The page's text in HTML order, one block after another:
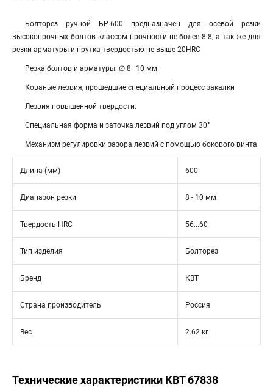
Болторез ручной БР-600 предназначен для осевой резки
высокопрочных болтов классом прочности не более 8.8, а так же для
резки арматуры и прутка твердостью не выше 20HRC
Резка болтов и арматуры: ∅ 8–10 мм
Кованые лезвия, прошедшие специальный процесс закалки
Лезвия повышенной твердости.
Специальная форма и заточка лезвий под углом 30°
Механизм регулировки зазора лезвий с помощью бокового винта
Длина (мм) 600
Диапазон резки 8 - 10 мм
Твердость HRC 56...60
Тип изделия Болторез
Бренд КВТ
Страна производитель Россия
Вес 2.62 кг
Технические характеристики КВТ 67838